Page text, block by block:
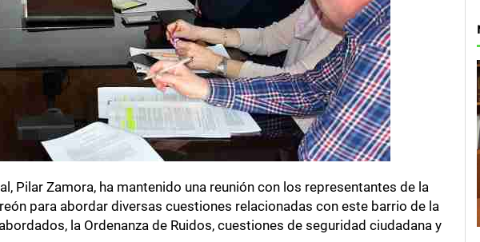
Pilar Zamora, ha mantenido una reunión con los representantes de la
para abordar diversas cuestiones relacionadas con este barrio de la
la Ordenanza de Ruidos, cuestiones de seguridad ciudadana y